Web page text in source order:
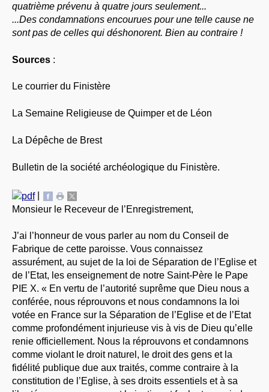
quatrième prévenu à quatre jours seulement...
...Des condamnations encourues pour une telle cause ne
sont pas de celles qui déshonorent. Bien au contraire !
Sources :
Le courrier du Finistère
La Semaine Religieuse de Quimper et de Léon
La Dépêche de Brest
Bulletin de la société archéologique du Finistère.
|
Monsieur le Receveur de l’Enregistrement,
J’ai l’honneur de vous parler au nom du Conseil de
Fabrique de cette paroisse. Vous connaissez
assurément, au sujet de la loi de Séparation de l’Eglise et
de l’Etat, les enseignement de notre Saint-Père le Pape
PIE X. « En vertu de l’autorité suprême que Dieu nous a
conférée, nous réprouvons et nous condamnons la loi
votée en France sur la Séparation de l’Eglise et de l’Etat
comme profondément injurieuse vis à vis de Dieu qu’elle
renie officiellement. Nous la réprouvons et condamnons
comme violant le droit naturel, le droit des gens et la
fidélité publique due aux traités, comme contraire à la
constitution de l’Eglise, à ses droits essentiels et à sa